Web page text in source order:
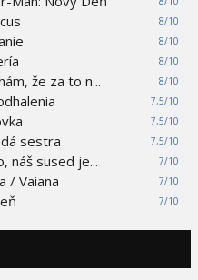
8/10
8/10
8/10
8/10
že za to n...
7,5/10
7,5/10
7,5/10
sestra
7/10
náš sused je...
7/10
/ Vaiana
7/10